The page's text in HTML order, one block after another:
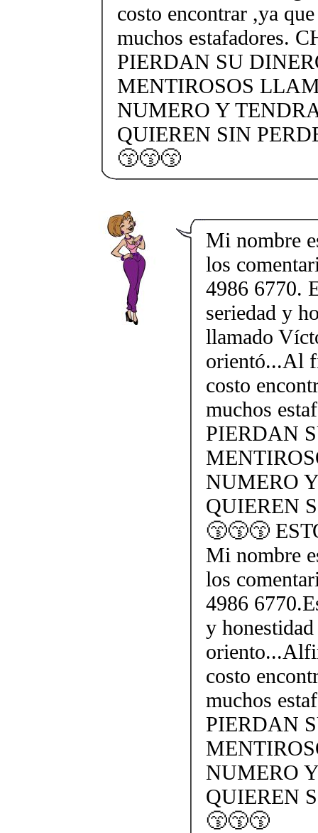
costo encontrar ,ya
muchos estafadores.
PIERDAN SU
MENTIROSOS
NUMERO Y
QUIEREN SIN
😙😙😙
Mi nombre
los
4986 6770.
seriedad y
llamado
orientó...Al
costo
muchos
PIERDAN
NUMERO
QUIEREN
😙😙😙
Mi nombre
los
4986
y
costo
muchos
PIERDAN
NUMERO
QUIEREN
😙😙😙